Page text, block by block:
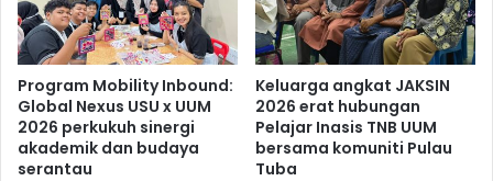
Program Mobility Inbound:
Global Nexus USU x UUM
2026 perkukuh sinergi
akademik dan budaya
serantau
Keluarga angkat JAKSIN
2026 erat hubungan
Pelajar Inasis TNB UUM
bersama komuniti Pulau
Tuba